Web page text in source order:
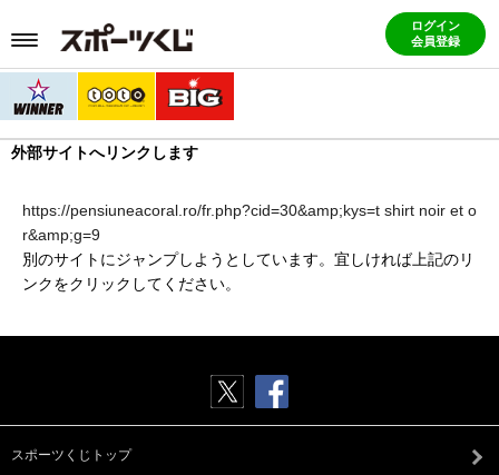
ログイン
会員登録
外部サイトへリンクします
https://pensiuneacoral.ro/fr.php?cid=30&amp;kys=t shirt noir et o
r&amp;g=9
別のサイトにジャンプしようとしています。宜しければ上記のリ
ンクをクリックしてください。
スポーツくじトップ